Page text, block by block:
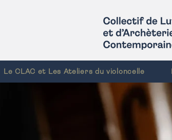
Le CLAC et Les Ateliers du violoncelle